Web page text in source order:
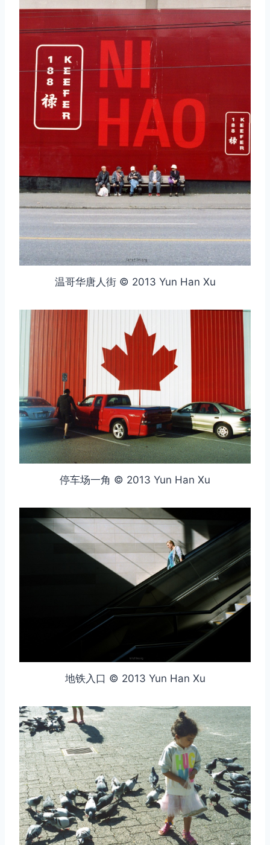
温哥华唐人街 © 2013 Yun Han Xu
停车场一角 © 2013 Yun Han Xu
地铁入口 © 2013 Yun Han Xu